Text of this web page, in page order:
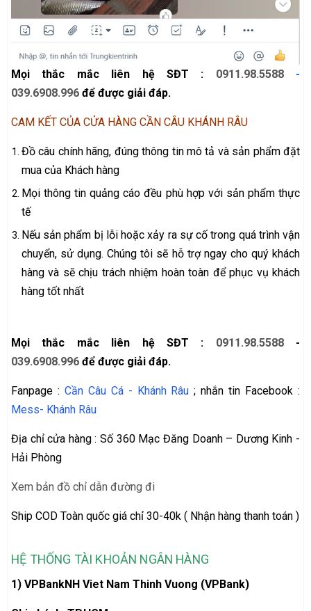
Mọi thắc mắc liên hệ SĐT : 0911.98.5588-
039.6908.996 để được giải đáp.
CAM KẾT CỦA CỬA HÀNG CẦN CÂU KHÁNH RÂU
Đồ câu chính hãng, đúng thông tin mô tả và sản phẩm đặt
mua của Khách hàng
Mọi thông tin quảng cáo đều phù hợp với sản phẩm thực
tế
Nếu sản phẩm bị lỗi hoặc xảy ra sự cố trong quá trình vận
chuyển, sử dụng. Chúng tôi sẽ hỗ trợ ngay cho quý khách
hàng và sẽ chịu trách nhiệm hoàn toàn để phục vụ khách
hàng tốt nhất
Mọi thắc mắc liên hệ SĐT : 0911.98.5588-
039.6908.996 để được giải đáp.
Fanpage : Cần Câu Cá - Khánh Râu ; nhắn tin Facebook :
Mess- Khánh Râu
Địa chỉ cửa hàng : Số 360 Mạc Đăng Doanh – Dương Kinh -
Hải Phòng
Xem bản đồ chỉ dẫn đường đi
Ship COD Toàn quốc giá chỉ 30-40k ( Nhận hàng thanh toán )
HỆ THỐNG TÀI KHOẢN NGÂN HÀNG
1) VPBankNH Viet Nam Thinh Vuong (VPBank)